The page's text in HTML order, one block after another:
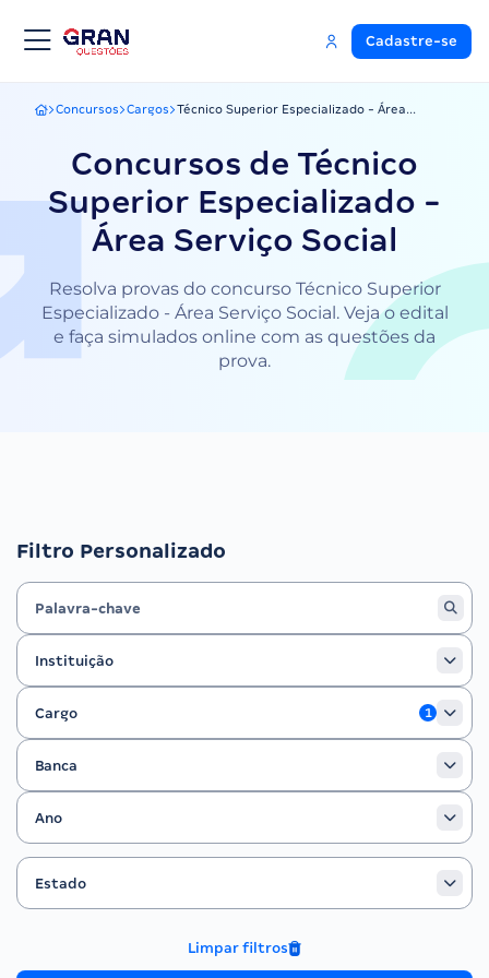
Cadastre-se
Gran Questões
Concursos Cargos Técnico Superior Especializado - Área...
Concursos de Técnico
Superior Especializado -
Área Serviço Social
Resolva provas do concurso Técnico Superior
Especializado - Área Serviço Social. Veja o edital
e faça simulados online com as questões da
prova.
Filtro Personalizado
Instituição
Instituição
Cargo
Cargo
1
Banca
Banca
Ano
Ano
Filtrar por Estado
Estado
Estado
Limpar filtros